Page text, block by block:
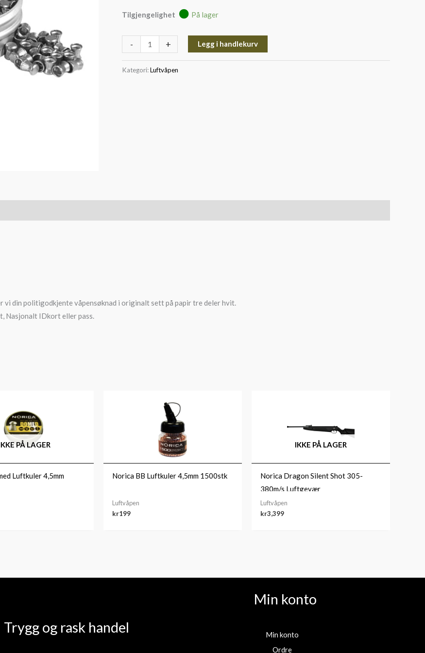
Tilgjengelighet På lager
- + Legg i handlekurv
Kategori:Luftvåpen
vi din politigodkjente våpensøknad i originalt sett på papir tre deler hvit.
Nasjonalt IDkort eller pass.
PÅ LAGER
Luftkuler 4,5mm
Norica BB Luftkuler 4,5mm 1500stk
Luftvåpen
kr199
IKKE PÅ LAGER
Norica Dragon Silent Shot 305-
380m/s Luftgevær
Luftvåpen
kr3,399
Trygg og rask handel
Min konto
Min konto
Ordre